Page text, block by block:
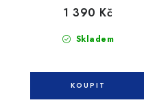
Skladem
1 390 Kč